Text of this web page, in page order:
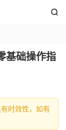

基础操作指
时效性，如有